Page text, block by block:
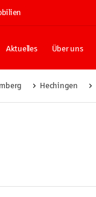
Aktuelles Über uns
Hechingen